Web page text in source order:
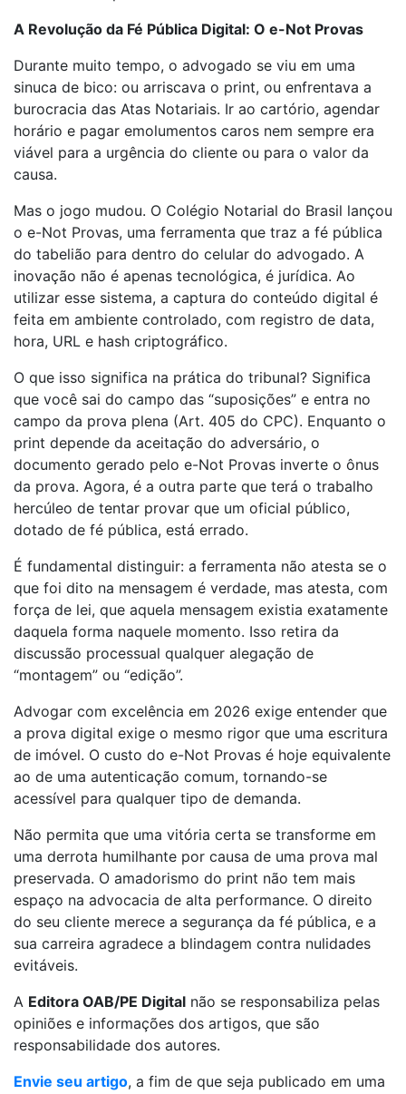
A Revolução da Fé Pública Digital: O e-Not Provas
Durante muito tempo, o advogado se viu em uma
sinuca de bico: ou arriscava o print, ou enfrentava a
burocracia das Atas Notariais. Ir ao cartório, agendar
horário e pagar emolumentos caros nem sempre era
viável para a urgência do cliente ou para o valor da
causa.
Mas o jogo mudou. O Colégio Notarial do Brasil lançou
o e-Not Provas, uma ferramenta que traz a fé pública
do tabelião para dentro do celular do advogado. A
inovação não é apenas tecnológica, é jurídica. Ao
utilizar esse sistema, a captura do conteúdo digital é
feita em ambiente controlado, com registro de data,
hora, URL e hash criptográfico.
O que isso significa na prática do tribunal? Significa
que você sai do campo das “suposições” e entra no
campo da prova plena (Art. 405 do CPC). Enquanto o
print depende da aceitação do adversário, o
documento gerado pelo e-Not Provas inverte o ônus
da prova. Agora, é a outra parte que terá o trabalho
hercúleo de tentar provar que um oficial público,
dotado de fé pública, está errado.
É fundamental distinguir: a ferramenta não atesta se o
que foi dito na mensagem é verdade, mas atesta, com
força de lei, que aquela mensagem existia exatamente
daquela forma naquele momento. Isso retira da
discussão processual qualquer alegação de
“montagem” ou “edição”.
Advogar com excelência em 2026 exige entender que
a prova digital exige o mesmo rigor que uma escritura
de imóvel. O custo do e-Not Provas é hoje equivalente
ao de uma autenticação comum, tornando-se
acessível para qualquer tipo de demanda.
Não permita que uma vitória certa se transforme em
uma derrota humilhante por causa de uma prova mal
preservada. O amadorismo do print não tem mais
espaço na advocacia de alta performance. O direito
do seu cliente merece a segurança da fé pública, e a
sua carreira agradece a blindagem contra nulidades
evitáveis.
A Editora OAB/PE Digital não se responsabiliza pelas
opiniões e informações dos artigos, que são
responsabilidade dos autores.
Envie seu artigo, a fim de que seja publicado em uma